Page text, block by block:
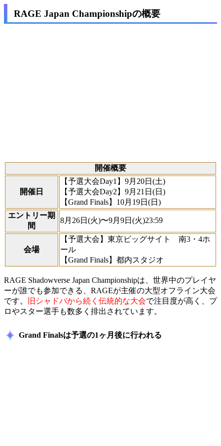
RAGE Japan Championshipの概要
開催概要
開催日
【予選大会Day1】9月20日(土)
【予選大会Day2】9月21日(日)
【Grand Finals】10月19日(日)
エントリー期
間
8月26日(火)〜9月9日(火)23:59
会場
【予選大会】東京ビッグサイト 南3・4ホ
ール
【Grand Finals】都内スタジオ
RAGE Shadowverse Japan Championshipは、世界中のプレイヤ
ーが誰でも参加できる、RAGEが主催の大型オフライン大会
です。
旧シャドバから続く伝統的な大会で注目度が高く、プ
ロやスター選手も数多く排出されています。
Grand Finalsは予選の1ヶ月後に行われる